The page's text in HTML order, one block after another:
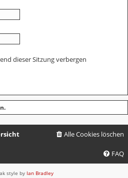
dieser Sitzung verbergen
Alle Cookies löschen
FAQ
style by Ian Bradley